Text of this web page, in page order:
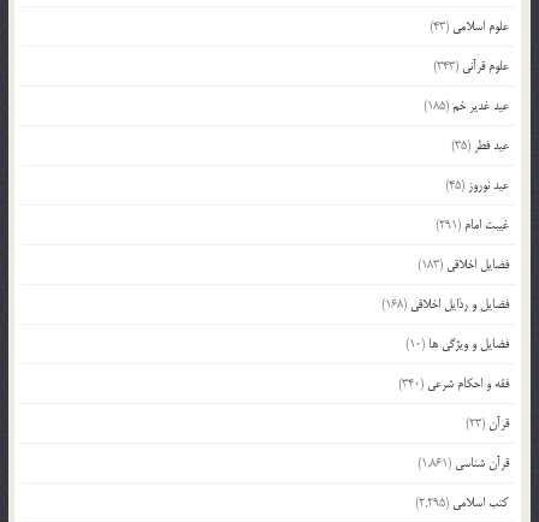
علوم اسلامی (43)
علوم قرآنی (343)
عید غدیر خم(185)
عید فطر (35)
عید نوروز (45)
غیبت امام (291)
فضایل اخلاقی (183)
فضایل و رذایل اخلاقی (168)
فضایل و ویژگی ها (10)
فقه و احکام شرعی (340)
قرآن(23)
قرآن شناسی (1,861)
کتب اسلامی (2,295)